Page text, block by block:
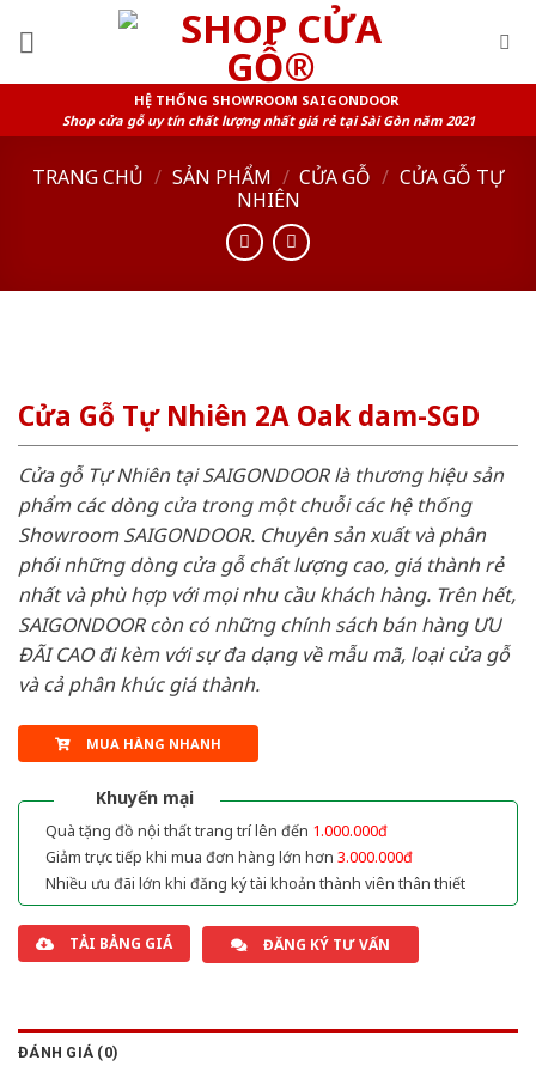
HỆ THỐNG SHOWROOM SAIGONDOOR
Shop cửa gỗ uy tín chất lượng nhất giá rẻ tại Sài Gòn năm 2021
TRANG CHỦ / SẢN PHẨM / CỬA GỖ / CỬA GỖ TỰ
NHIÊN
Cửa Gỗ Tự Nhiên 2A Oak dam-SGD
Cửa gỗ Tự Nhiên tại SAIGONDOOR là thương hiệu sản
phẩm các dòng cửa trong một chuỗi các hệ thống
Showroom SAIGONDOOR. Chuyên sản xuất và phân
phối những dòng cửa gỗ chất lượng cao, giá thành rẻ
nhất và phù hợp với mọi nhu cầu khách hàng. Trên hết,
SAIGONDOOR còn có những chính sách bán hàng ƯU
ĐÃI CAO đi kèm với sự đa dạng về mẫu mã, loại cửa gỗ
và cả phân khúc giá thành.
MUA HÀNG NHANH
Khuyến mại
Quà tặng đồ nội thất trang trí lên đến 1.000.000đ
Giảm trực tiếp khi mua đơn hàng lớn hơn 3.000.000đ
Nhiều ưu đãi lớn khi đăng ký tài khoản thành viên thân thiết
TẢI BẢNG GIÁ ĐĂNG KÝ TƯ VẤN
ĐÁNH GIÁ (0)